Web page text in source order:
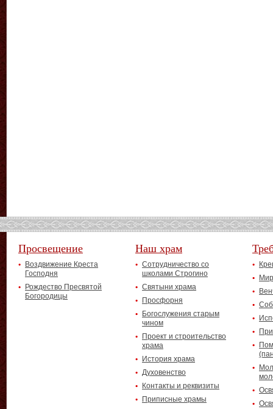
Просвещение
Воздвижение Креста
Господня
Рождество Пресвятой
Богородицы
Наш храм
Сотрудничество со
школами Строгино
Святыни храма
Просфорня
Богослужения старым
чином
Проект и строительство
храма
История храма
Духовенство
Контакты и реквизиты
Приписные храмы